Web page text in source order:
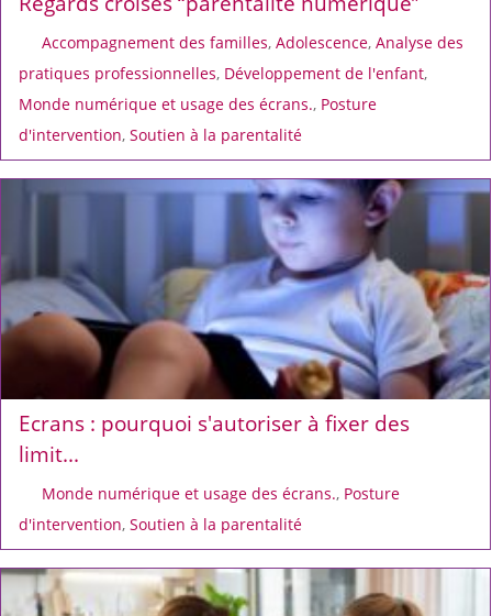
Accompagnement des familles, Adolescence, Analyse des
pratiques professionnelles, Développement de l'enfant,
Monde numérique et usage des écrans., Posture
d'intervention, Soutien à la parentalité
Ecrans : pourquoi s'autoriser à fixer des
limit...
Monde numérique et usage des écrans., Posture
d'intervention, Soutien à la parentalité